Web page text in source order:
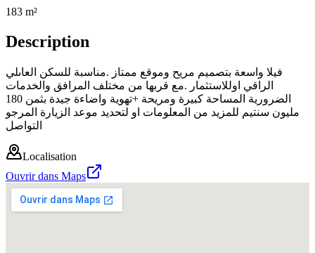
183 m²
Description
فيلا واسعة بتصميم مريح وموقع ممتاز .مناسبة للسكن العاىلي
الراقي اوللاستثمار .مع قربها من مختلف المرافق والخدمات
الضرورية المساحة كبيرة ومريحة +تهوية واضاءة جيدة بثمن 180
مليون سنتيم للمزيد من المعلومات او لتحديد موعد الزيارة المرجو
التواصل
Localisation
Ouvrir dans Maps